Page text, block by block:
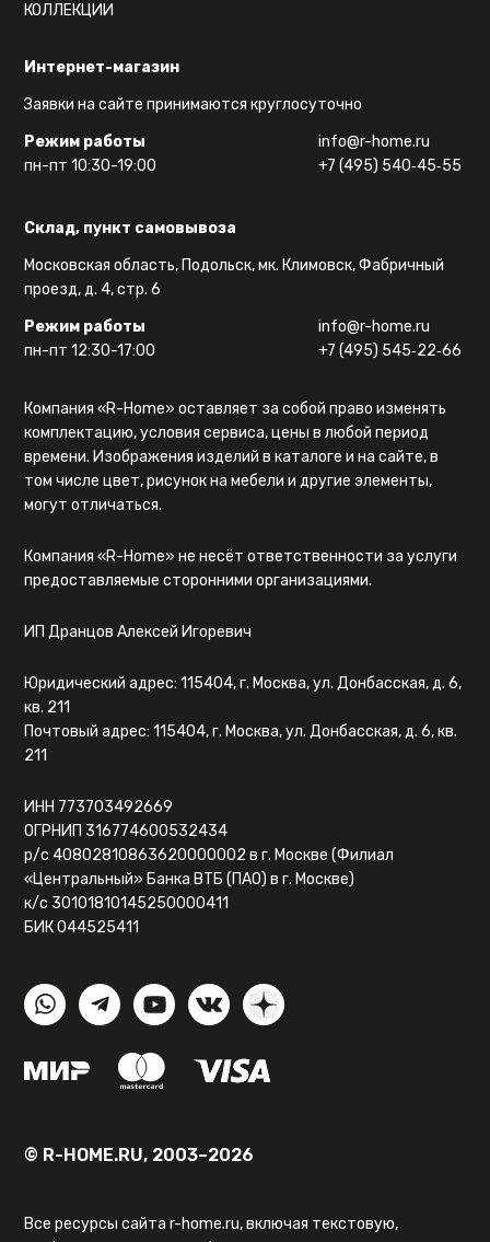
Интернет-магазин
Заявки на сайте принимаются круглосуточно
Режим работы
пн-пт 10:30-19:00
info@r-home.ru
+7 (495) 540‑45‑55
Склад, пункт самовывоза
Московская область, Подольск, мк. Климовск, Фабричный
проезд, д. 4, стр. 6
Режим работы
пн-пт 12:30-17:00
info@r-home.ru
+7 (495) 545‑22‑66
КОЛЛЕКЦИИ
Компания «R-Home» оставляет за собой право изменять
комплектацию, условия сервиса, цены в любой период
времени. Изображения изделий в каталоге и на сайте, в
том числе цвет, рисунок на мебели и другие элементы,
могут отличаться.
Компания «R-Home» не несёт ответственности за услуги
предоставляемые сторонними организациями.
ИП Дранцов Алексей Игоревич
Юридический адрес: 115404, г. Москва, ул. Донбасская, д. 6,
кв. 211
Почтовый адрес: 115404, г. Москва, ул. Донбасская, д. 6, кв.
211
ИНН 773703492669
ОГРНИП 316774600532434
р/с 40802810863620000002 в г. Москве (Филиал
«Центральный» Банка ВТБ (ПАО) в г. Москве)
к/с 30101810145250000411
БИК 044525411
© R-HOME.RU, 2003–2026
Все ресурсы сайта r-home.ru, включая текстовую,